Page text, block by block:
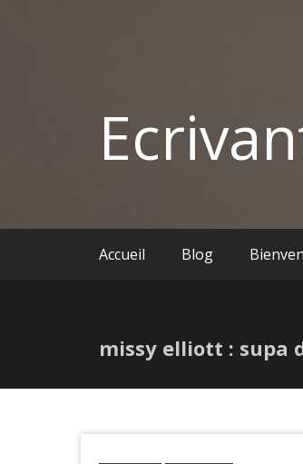
Accueil Blog
missy elliott : supa